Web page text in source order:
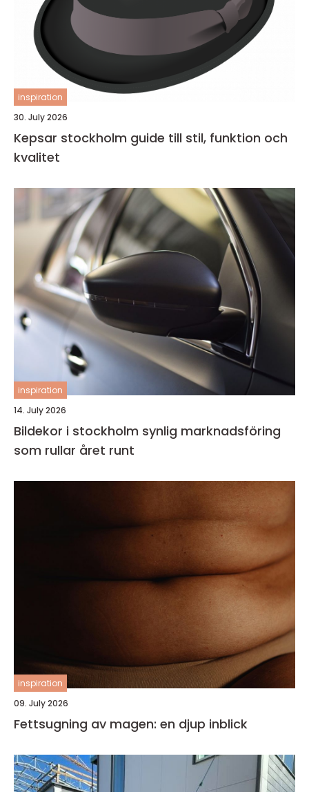
inspiration
30. July 2026
Kepsar stockholm guide till stil, funktion och
kvalitet
inspiration
14. July 2026
Bildekor i stockholm synlig marknadsföring
som rullar året runt
inspiration
09. July 2026
Fettsugning av magen: en djup inblick